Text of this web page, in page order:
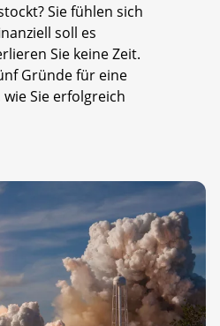
Sie fühlen sich
soll es
Sie keine Zeit.
Gründe für eine
Sie erfolgreich